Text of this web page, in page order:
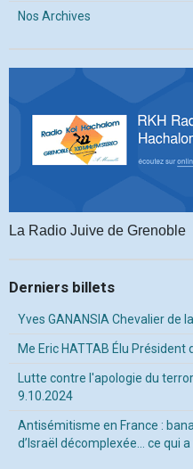
Nos Archives
La Radio Juive de Grenoble
Derniers billets
Yves GANANSIA Chevalier de
Me Eric HATTAB Élu Président
Lutte contre l'apologie du
9.10.2024
Antisémitisme en France :
d’Israël décomplexée… ce qui